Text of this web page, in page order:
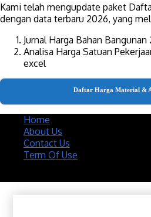
Kami telah mengupdate paket
dengan data terbaru 2026, yang
Jurnal Harga Bahan
Analisa Harga Satuan
excel
Daftar Harga Material &
Home
About Us
Contact Us
Term Of Use